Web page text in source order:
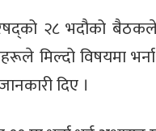
२८ भदौको
मिल्दो विषयमा
दिए ।